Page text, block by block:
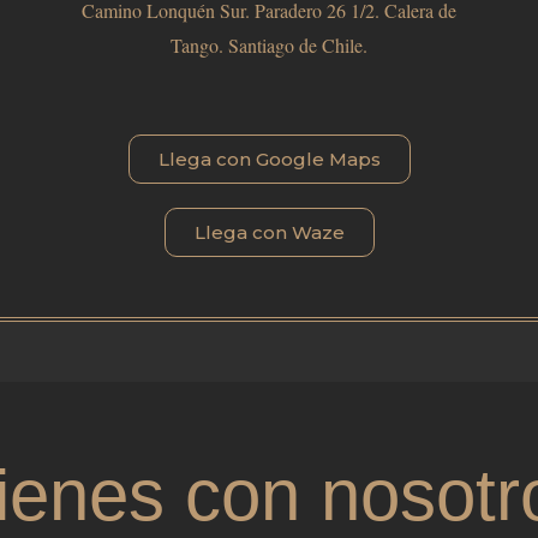
Camino Lonquén Sur. Paradero 26 1/2. Calera de
Tango. Santiago de Chile.
Llega con Google Maps
Llega con Waze
con